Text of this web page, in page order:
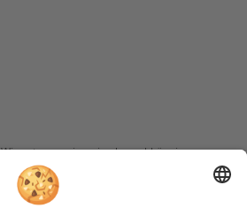
Wir nutzen reviews.io als unabhängigen
Dienstleister für die Einholung von
Bewertungen. Erfahren Sie mehr unter
unserenInformationen zu
Kundenbewertungen